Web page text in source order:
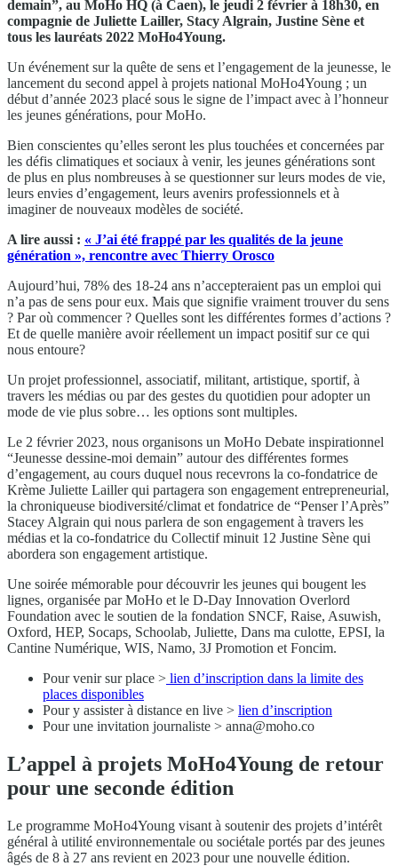
demain”, au MoHo HQ (à Caen), le jeudi 2 février à 18h30, en
compagnie de Juliette Lailler, Stacy Algrain, Justine Sène et
tous les lauréats 2022 MoHo4Young.
Un événement sur la quête de sens et l’engagement de la jeunesse, le
lancement du second appel à projets national MoHo4Young ; un
début d’année 2023 placé sous le signe de l’impact avec à l’honneur
les jeunes générations, pour MoHo.
Bien conscientes qu’elles seront les plus touchées et concernées par
les défis climatiques et sociaux à venir, les jeunes générations sont
de plus en plus nombreuses à se questionner sur leurs modes de vie,
leurs envies d’engagement, leurs avenirs professionnels et à
imaginer de nouveaux modèles de société.
A lire aussi : « J’ai été frappé par les qualités de la jeune
génération », rencontre avec Thierry Orosco
Aujourd’hui, 78% des 18-24 ans n’accepteraient pas un emploi qui
n’a pas de sens pour eux. Mais que signifie vraiment trouver du sens
? Par où commencer ? Quelles sont les différentes formes d’actions ?
Et de quelle manière avoir réellement un impact positif sur ce qui
nous entoure?
Un projet professionnel, associatif, militant, artistique, sportif, à
travers les médias ou par des gestes du quotidien pour adopter un
mode de vie plus sobre… les options sont multiples.
Le 2 février 2023, nous organisons un MoHo Debate inspirationnel
“Jeunesse dessine-moi demain” autour des différentes formes
d’engagement, au cours duquel nous recevrons la co-fondatrice de
Krème Juliette Lailler qui partagera son engagement entrepreneurial,
la chroniqueuse biodiversité/climat et fondatrice de “Penser l’Après”
Stacey Algrain qui nous parlera de son engagement à travers les
médias et la co-fondatrice du Collectif minuit 12 Justine Sène qui
abordera son engagement artistique.
Une soirée mémorable pour découvrir les jeunes qui bougent les
lignes, organisée par MoHo et le D-Day Innovation Overlord
Foundation avec le soutien de la fondation SNCF, Raise, Asuwish,
Oxford, HEP, Socaps, Schoolab, Juliette, Dans ma culotte, EPSI, la
Cantine Numérique, WIS, Namo, 3J Promotion et Foncim.
Pour venir sur place > lien d’inscription dans la limite des
places disponibles
Pour y assister à distance en live > lien d’inscription
Pour une invitation journaliste > anna@moho.co
L’appel à projets MoHo4Young de retour
pour une seconde édition
Le programme MoHo4Young visant à soutenir des projets d’intérêt
général à utilité environnementale ou sociétale portés par des jeunes
âgés de 8 à 27 ans revient en 2023 pour une nouvelle édition.